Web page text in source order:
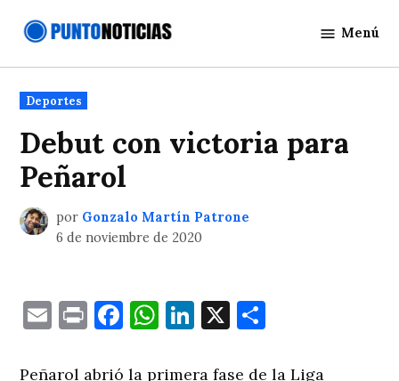
Noticias
Menú
Publicado
en
Deportes
Debut con victoria para
Peñarol
por Gonzalo Martín Patrone
6 de noviembre de 2020
EmailPrintFacebook
WhatsApp
LinkedIn
X
Peñarol abrió la primera fase de la Liga